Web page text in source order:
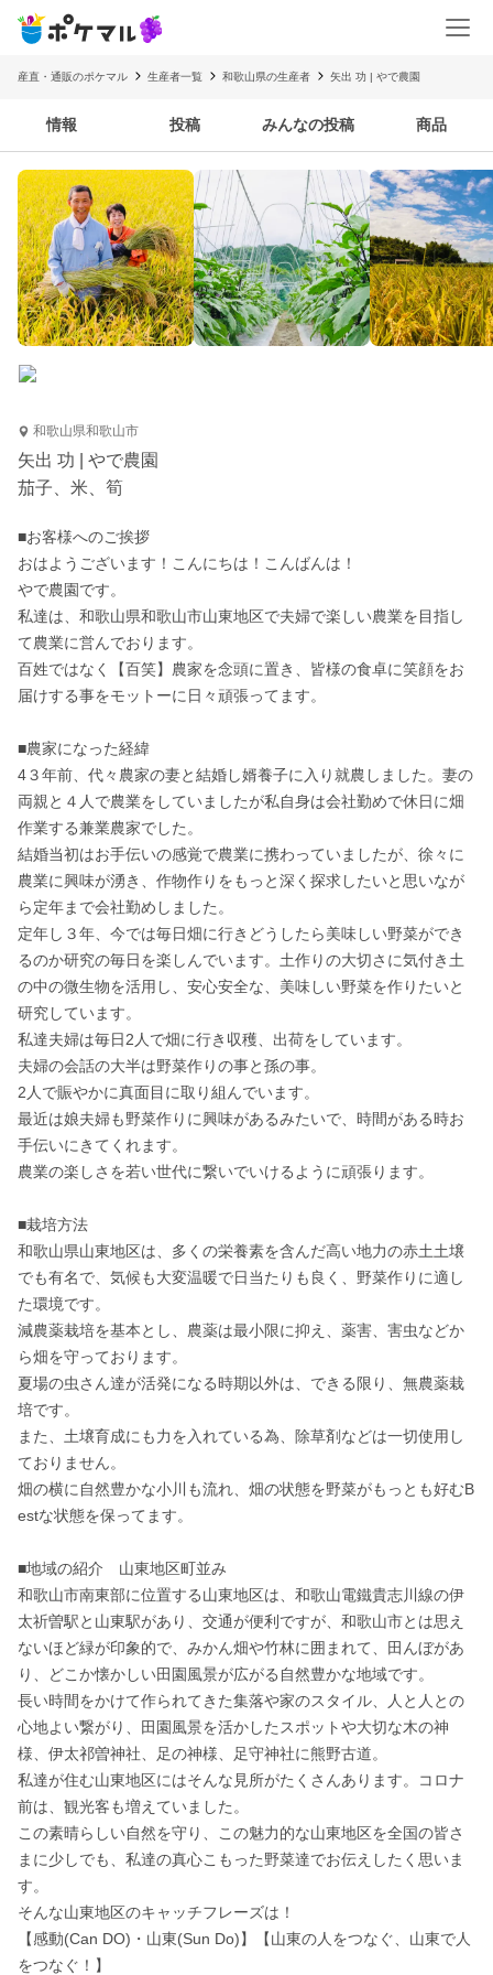
産直・通販のポケマル 生産者一覧 和歌山県の生産者 矢出 功 | やで農園
情報 投稿 みんなの投稿 商品
和歌山県和歌山市
矢出 功 | やで農園
茄子、米、筍
■お客様へのご挨拶
おはようございます！こんにちは！こんばんは！
やで農園です。
私達は、和歌山県和歌山市山東地区で夫婦で楽しい農業を目指し
て農業に営んでおります。
百姓ではなく【百笑】農家を念頭に置き、皆様の食卓に笑顔をお
届けする事をモットーに日々頑張ってます。
■農家になった経緯
4３年前、代々農家の妻と結婚し婿養子に入り就農しました。妻の
両親と４人で農業をしていましたが私自身は会社勤めで休日に畑
作業する兼業農家でした。
結婚当初はお手伝いの感覚で農業に携わっていましたが、徐々に
農業に興味が湧き、作物作りをもっと深く探求したいと思いなが
ら定年まで会社勤めしました。
定年し３年、今では毎日畑に行きどうしたら美味しい野菜ができ
るのか研究の毎日を楽しんでいます。土作りの大切さに気付き土
の中の微生物を活用し、安心安全な、美味しい野菜を作りたいと
研究しています。
私達夫婦は毎日2人で畑に行き収穫、出荷をしています。
夫婦の会話の大半は野菜作りの事と孫の事。
2人で賑やかに真面目に取り組んでいます。
最近は娘夫婦も野菜作りに興味があるみたいで、時間がある時お
手伝いにきてくれます。
農業の楽しさを若い世代に繋いでいけるように頑張ります。
■栽培方法
和歌山県山東地区は、多くの栄養素を含んだ高い地力の赤土土壌
でも有名で、気候も大変温暖で日当たりも良く、野菜作りに適し
た環境です。
減農薬栽培を基本とし、農薬は最小限に抑え、薬害、害虫などか
ら畑を守っております。
夏場の虫さん達が活発になる時期以外は、できる限り、無農薬栽
培です。
また、土壌育成にも力を入れている為、除草剤などは一切使用し
ておりません。
畑の横に自然豊かな小川も流れ、畑の状態を野菜がもっとも好むB
estな状態を保ってます。
■地域の紹介　山東地区町並み
和歌山市南東部に位置する山東地区は、和歌山電鐵貴志川線の伊
太祈曽駅と山東駅があり、交通が便利ですが、和歌山市とは思え
ないほど緑が印象的で、みかん畑や竹林に囲まれて、田んぼがあ
り、どこか懐かしい田園風景が広がる自然豊かな地域です。
長い時間をかけて作られてきた集落や家のスタイル、人と人との
心地よい繋がり、田園風景を活かしたスポットや大切な木の神
様、伊太祁曽神社、足の神様、足守神社に熊野古道。
私達が住む山東地区にはそんな見所がたくさんあります。コロナ
前は、観光客も増えていました。
この素晴らしい自然を守り、この魅力的な山東地区を全国の皆さ
まに少しでも、私達の真心こもった野菜達でお伝えしたく思いま
す。
そんな山東地区のキャッチフレーズは！
【感動(Can DO)・山東(Sun Do)】【山東の人をつなぐ、山東で人
をつなぐ！】